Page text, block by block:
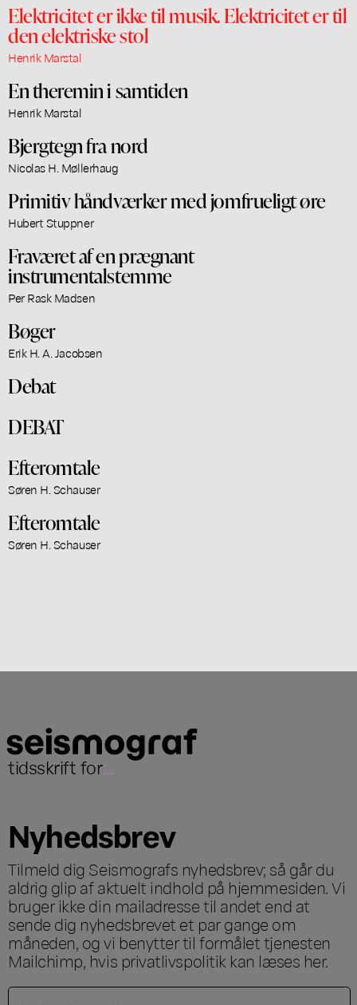
Elektricitet er ikke til musik. Elektricitet er til
den elektriske stol
Henrik Marstal
En theremin i samtiden
Henrik Marstal
Bjergtegn fra nord
Nicolas H. Møllerhaug
Primitiv håndværker med jomfrueligt øre
Hubert Stuppner
Fraværet af en prægnant
instrumentalstemme
Per Rask Madsen
Bøger
Erik H. A. Jacobsen
Debat
DEBAT
Efteromtale
Søren H. Schauser
Efteromtale
Søren H. Schauser
tidsskrift for...
Nyhedsbrev
Tilmeld dig Seismografs nyhedsbrev; så går du
aldrig glip af aktuelt indhold på hjemmesiden. Vi
bruger ikke din mailadresse til andet end at
sende dig nyhedsbrevet et par gange om
måneden, og vi benytter til formålet tjenesten
Mailchimp, hvis privatlivspolitik kan læses her.